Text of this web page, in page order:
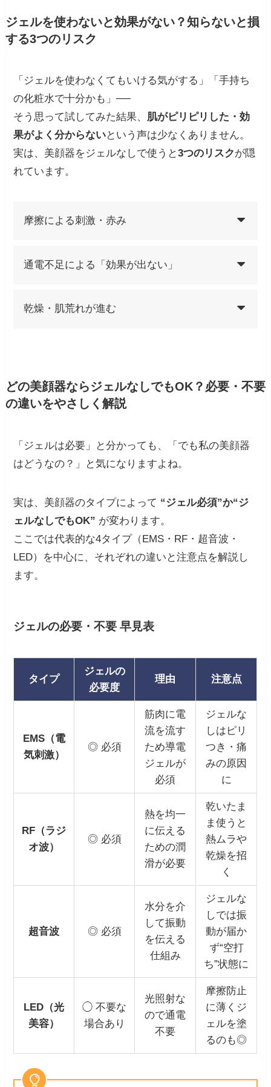
ジェルを使わないと効果がない？知らないと損
する3つのリスク
「ジェルを使わなくてもいける気がする」「手持ち
の化粧水で十分かも」──
そう思って試してみた結果、 肌がピリピリした・効
果がよく分からないという声は少なくありません。
実は、美顔器をジェルなしで使うと3つのリスクが隠
れています。
摩擦による刺激・赤み
通電不足による「効果が出ない」
乾燥・肌荒れが進む
どの美顔器ならジェルなしでもOK？必要・不要
の違いをやさしく解説
「ジェルは必要」と分かっても、「でも私の美顔器
はどうなの？」と気になりますよね。
実は、美顔器のタイプによって “ジェル必須”か“ジ
ェルなしでもOK” が変わります。
ここでは代表的な4タイプ（EMS・RF・超音波・
LED）を中心に、それぞれの違いと注意点を解説し
ます。
ジェルの必要・不要 早見表
タイプ
ジェルの
必要度
理由 注意点
EMS（電
気刺激）
◎ 必須
筋肉に電
流を流す
ため導電
ジェルが
必須
ジェルな
しはピリ
つき・痛
みの原因
に
RF（ラジ
オ波）
◎ 必須
熱を均一
に伝える
ための潤
滑が必要
乾いたま
ま使うと
熱ムラや
乾燥を招
く
超音波 ◎ 必須
水分を介
して振動
を伝える
仕組み
ジェルな
しでは振
動が届か
ず“空打
ち”状態に
LED（光
美容）
◯ 不要な
場合あり
光照射な
ので通電
不要
摩擦防止
に薄くジ
ェルを塗
るのも◎